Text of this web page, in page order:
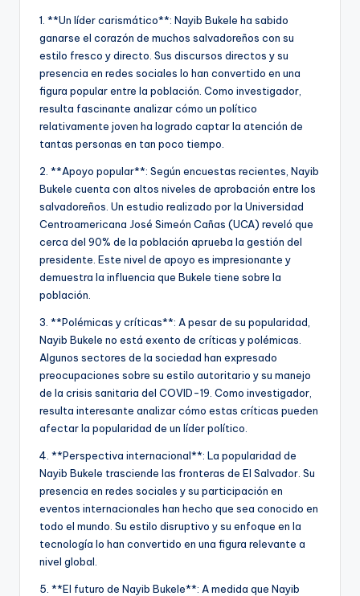
1. **Un líder carismático**: Nayib Bukele ha sabido
ganarse el corazón de muchos salvadoreños con su
estilo fresco y directo. Sus discursos directos y su
presencia en redes sociales lo han convertido en una
figura popular entre la población. Como investigador,
resulta fascinante analizar cómo un político
relativamente joven ha logrado captar la atención de
tantas personas en tan poco tiempo.
2. **Apoyo popular**: Según encuestas recientes, Nayib
Bukele cuenta con altos niveles de aprobación entre los
salvadoreños. Un estudio realizado por la Universidad
Centroamericana José Simeón Cañas (UCA) reveló que
cerca del 90% de la población aprueba la gestión del
presidente. Este nivel de apoyo es impresionante y
demuestra la influencia que Bukele tiene sobre la
población.
3. **Polémicas y críticas**: A pesar de su popularidad,
Nayib Bukele no está exento de críticas y polémicas.
Algunos sectores de la sociedad han expresado
preocupaciones sobre su estilo autoritario y su manejo
de la crisis sanitaria del COVID-19. Como investigador,
resulta interesante analizar cómo estas críticas pueden
afectar la popularidad de un líder político.
4. **Perspectiva internacional**: La popularidad de
Nayib Bukele trasciende las fronteras de El Salvador. Su
presencia en redes sociales y su participación en
eventos internacionales han hecho que sea conocido en
todo el mundo. Su estilo disruptivo y su enfoque en la
tecnología lo han convertido en una figura relevante a
nivel global.
5. **El futuro de Nayib Bukele**: A medida que Nayib